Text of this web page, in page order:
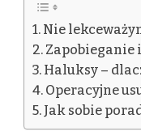
Nie
Zapobieganie
Haluksy –
Operacyjne
Jak sobie